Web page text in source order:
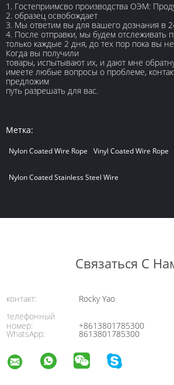
1. Гостеприимсво производства ОЭМ:
2. образец освобождает
3. Мы ответим вы для вашего дознания в
4. После отправки, мы будем отслеживать
только каждые 2 дня, до тех пор пока вы
Когда вы получили
товары, испытывают их, и дают мне
имеете любые вопросы о проблеме,
предложим
путь разрешать для вас.
Метка:
Nylon Coated Wire Rope Vinyl Coated Wire Rope
Nylon Coated Stainless Steel Wire
Связаться С
контакт:
Rocky Yao
телефонный
номер:
+8613801785300
WhatsApp: 8613801785300